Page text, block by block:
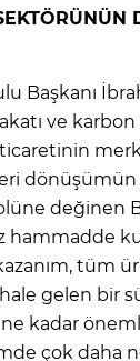
Başkanı
ve karbon
değinen
hammadde
tüm
gelen bir
ne kadar
çok daha